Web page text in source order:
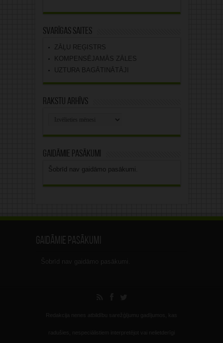
Svarīgas saites
ZĀĻU REĢISTRS
KOMPENSĒJAMĀS ZĀLES
UZTURA BAGĀTINĀTĀJI
Rakstu arhīvs
Gaidāmie pasākumi
Šobrīd nav gaidāmo pasākumi.
Gaidāmie pasākumi
Šobrīd nav gaidāmo pasākumi.
Redakcija nenes atbildību sarežģījumu gadījumos, kas